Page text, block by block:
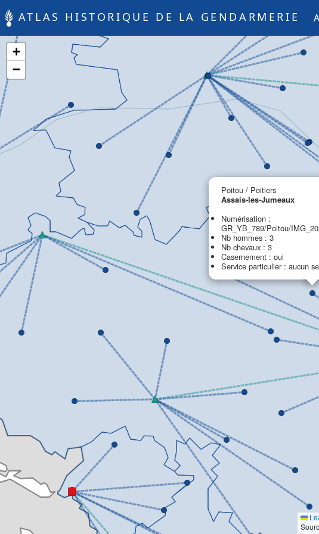
ATLAS HISTORIQUE DE LA GENDARMERIE
Poitou / Poitiers
Assais-les-Jumeaux
Numérisation :
GR_YB_789/Poitou/
Nb hommes : 3
Nb chevaux : 3
Casernement : oui
Service particulier : aucun
+
−